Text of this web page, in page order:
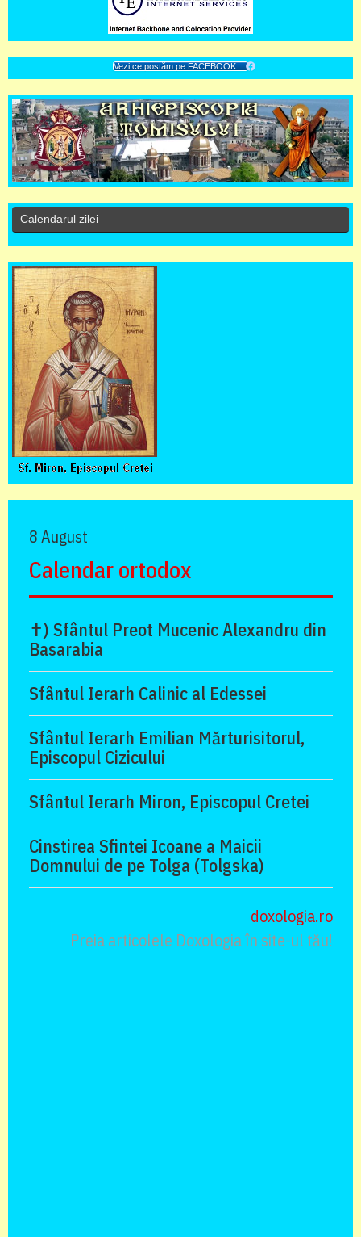
Vezi ce postăm pe FACEBOOK
Calendarul zilei
8 August
Calendar ortodox
✝) Sfântul Preot Mucenic Alexandru din
Basarabia
Sfântul Ierarh Calinic al Edessei
Sfântul Ierarh Emilian Mărturisitorul,
Episcopul Cizicului
Sfântul Ierarh Miron, Episcopul Cretei
Cinstirea Sfintei Icoane a Maicii
Domnului de pe Tolga (Tolgska)
doxologia.ro
Preia articolele Doxologia în site-ul tău!